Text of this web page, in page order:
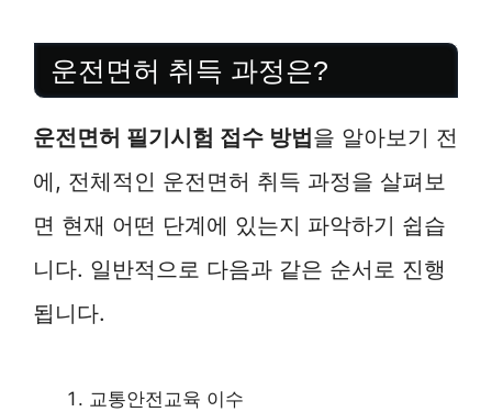
운전면허 취득 과정은?
운전면허 필기시험 접수 방법을 알아보기 전
에, 전체적인 운전면허 취득 과정을 살펴보
면 현재 어떤 단계에 있는지 파악하기 쉽습
니다. 일반적으로 다음과 같은 순서로 진행
됩니다.
교통안전교육 이수